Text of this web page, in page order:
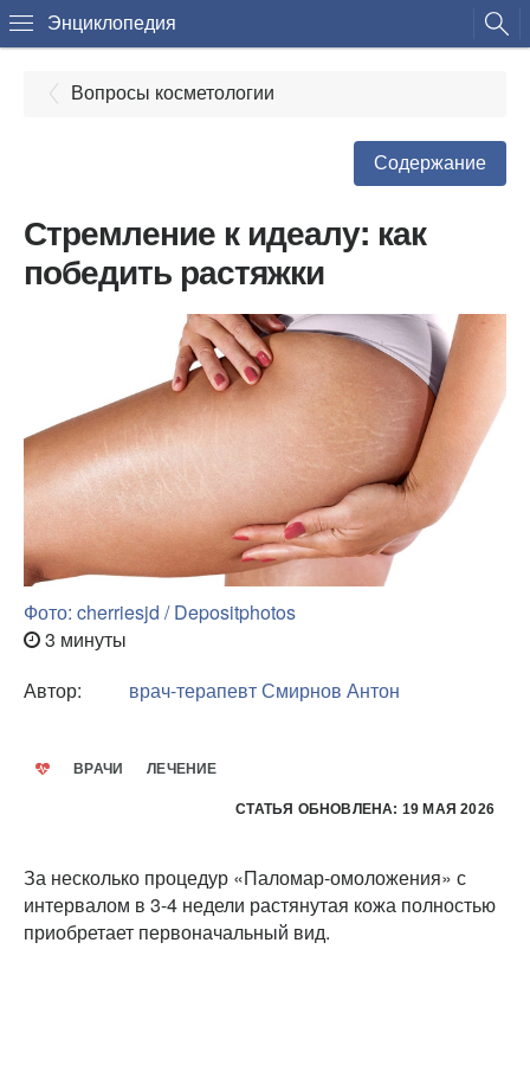
Энциклопедия
Вопросы косметологии
Содержание
Стремление к идеалу: как
победить растяжки
Фото: cherriesjd / Depositphotos
3 минуты
Автор:
врач-терапевтСмирнов Антон
ВРАЧИ ЛЕЧЕНИЕ
СТАТЬЯ ОБНОВЛЕНА: 19 МАЯ 2026
За несколько процедур «Паломар-омоложения» с
интервалом в 3-4 недели растянутая кожа полностью
приобретает первоначальный вид.